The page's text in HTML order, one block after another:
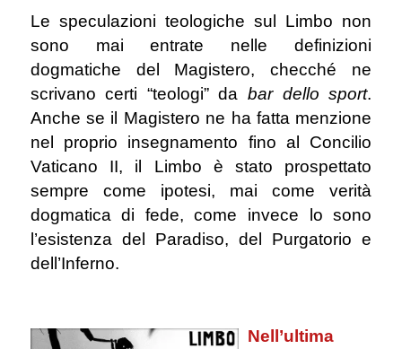
Le speculazioni teologiche sul Limbo non
sono mai entrate nelle definizioni
dogmatiche del Magistero, checché ne
scrivano certi “teologi” dabar dello sport.
Anche se il Magistero ne ha fatta menzione
nel proprio insegnamento fino al Concilio
Vaticano II, il Limbo è stato prospettato
sempre come ipotesi, mai come verità
dogmatica di fede, come invece lo sono
l’esistenza del Paradiso, del Purgatorio e
dell’Inferno.
Nell’ultima